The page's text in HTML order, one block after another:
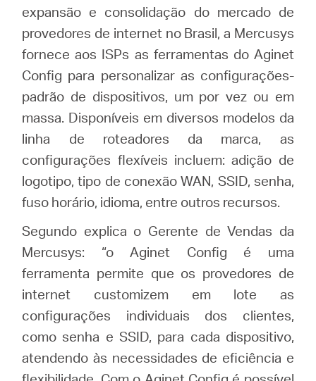
expansão e consolidação do mercado de
provedores de internet no Brasil, a Mercusys
fornece aos ISPs as ferramentas do Aginet
Config para personalizar as configurações-
padrão de dispositivos, um por vez ou em
massa. Disponíveis em diversos modelos da
linha de roteadores da marca, as
configurações flexíveis incluem: adição de
logotipo, tipo de conexão WAN, SSID, senha,
fuso horário, idioma, entre outros recursos.
Segundo explica o Gerente de Vendas da
Mercusys: “o Aginet Config é uma
ferramenta permite que os provedores de
internet customizem em lote as
configurações individuais dos clientes,
como senha e SSID, para cada dispositivo,
atendendo às necessidades de eficiência e